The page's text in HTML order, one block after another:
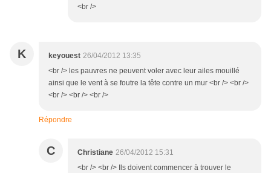
<br />
K keyouest 26/04/2012 13:35
<br /> les pauvres ne peuvent voler avec leur ailes mouillé
ainsi que le vent à se foutre la tête contre un mur <br /> <br />
<br /> <br /> <br />
Répondre
C Christiane 26/04/2012 15:31
<br /> <br /> Ils doivent commencer à trouver le